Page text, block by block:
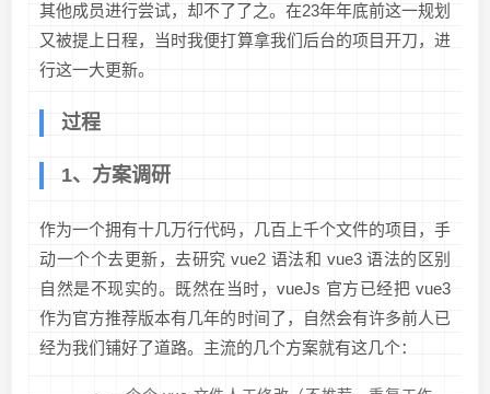
其他成员进行尝试，却不了了之。在23年年底前这一规划
又被提上日程，当时我便打算拿我们后台的项目开刀，进
行这一大更新。
过程
1、方案调研
作为一个拥有十几万行代码，几百上千个文件的项目，手
动一个个去更新，去研究 vue2 语法和 vue3 语法的区别
自然是不现实的。既然在当时，vueJs 官方已经把 vue3
作为官方推荐版本有几年的时间了，自然会有许多前人已
经为我们铺好了道路。主流的几个方案就有这几个：